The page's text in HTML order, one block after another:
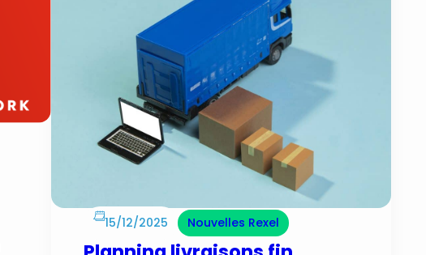
15/12/2025 Nouvelles Rexel